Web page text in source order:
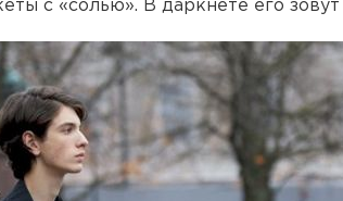
с «солью». В даркнете его